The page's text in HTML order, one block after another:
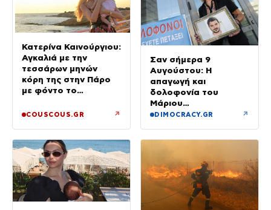
Κατερίνα Καινούργιου:
Αγκαλιά με την
τεσσάρων μηνών
κόρη της στην Πάρο
με φόντο το
COUSCOUS.GR ↗
Σαν σήμερα 9
Αυγούστου: Η
απαγωγή και
δολοφονία του
Μάριου
Παπαγεωργίου –
DIMOCRACY.GR ↗